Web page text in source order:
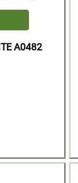
A0482